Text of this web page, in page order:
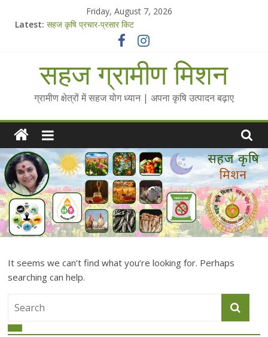
Friday, August 7, 2026
Latest: सहज कृषि प्रचार-प्रसार किट
Standee Designs @ 2025 for Sahaj Krishi Promotions
Chalo Gaon Ki Or Abhiyaan - 2025-26
Collected Talks on Vibrated Water
सहज ग्रामीण मिशन
ग्रामीण क्षेत्रों में सहज योग ध्यान | अपना कृषि उत्पादन बढ़ाए
It seems we can’t find what you’re looking for. Perhaps
searching can help.